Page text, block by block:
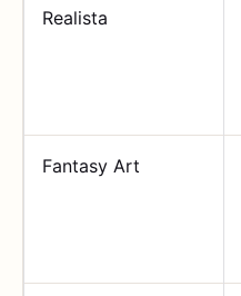
Realista
Fantasy Art